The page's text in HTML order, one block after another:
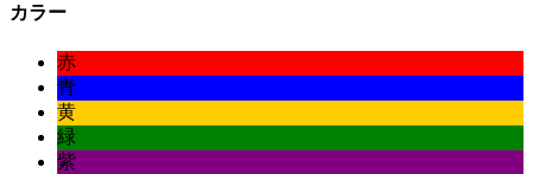
カラー
赤
青
黄
緑
紫